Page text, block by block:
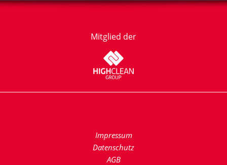
Mitglied der
Impressum
Datenschutz
AGB